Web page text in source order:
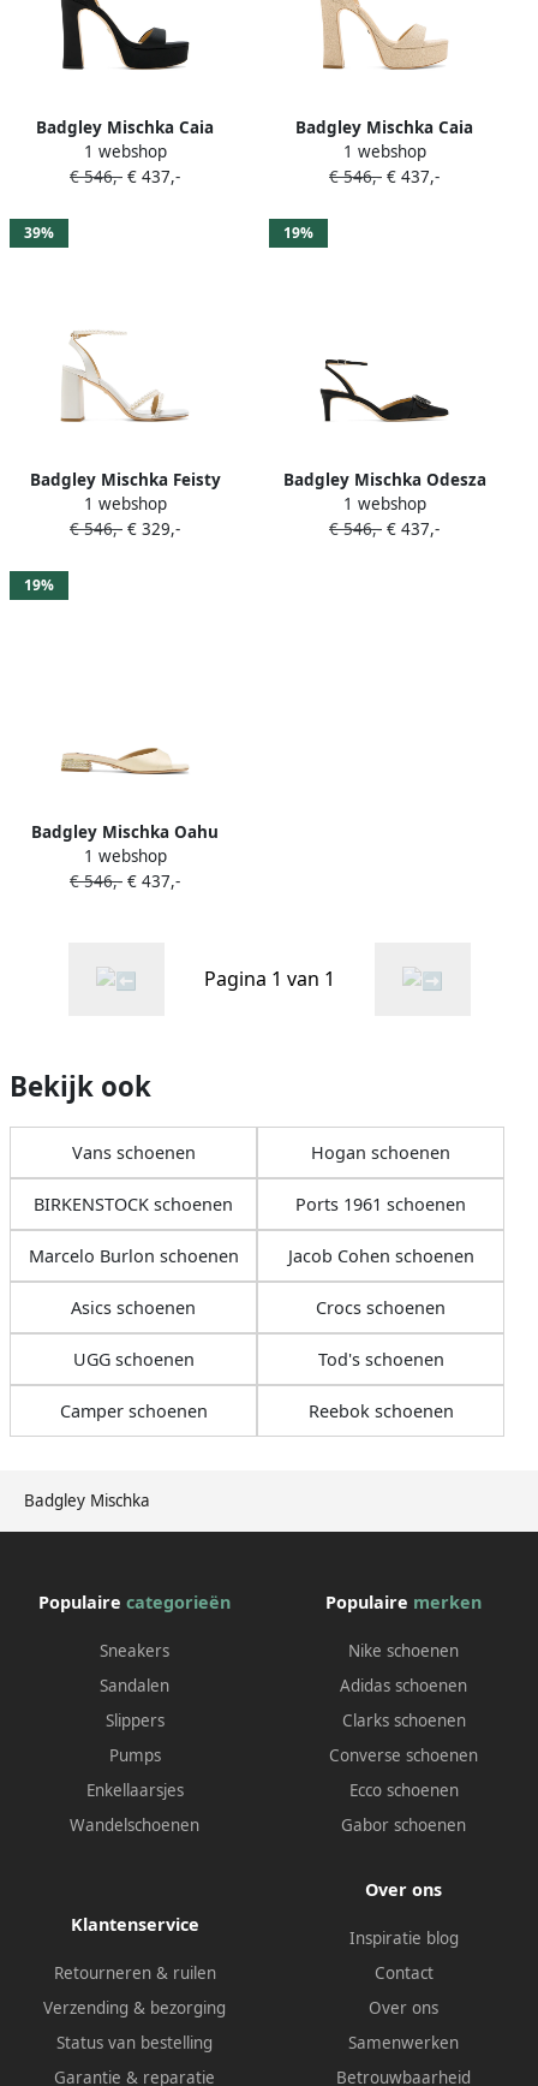
Badgley Mischka
Badgley Mischka Caia
sandalen met plateauzool
en enkelband Zwart
1 webshop
€ 546,- € 437,-
Badgley Mischka Caia
sandalen met plateauzool
Beige
1 webshop
€ 546,- € 437,-
39%
Badgley Mischka Feisty
sandalen verfraaid met
parels Wit
1 webshop
€ 546,- € 329,-
19%
Badgley Mischka Odesza
pumps verfraaid met
juwelen en enkelbandje
1 webshop
€ 546,- € 437,-
19%
Badgley Mischka Oahu
sandalen verfraaid met
kristallen Beige
1 webshop
€ 546,- € 437,-
Pagina 1 van 1
Bekijk ook
Vans schoenen Hogan schoenen
BIRKENSTOCK schoenen Ports 1961 schoenen
Marcelo Burlon schoenen Jacob Cohen schoenen
Asics schoenen Crocs schoenen
UGG schoenen Tod's schoenen
Camper schoenen Reebok schoenen
Populaire categorieën
Sneakers
Sandalen
Slippers
Pumps
Enkellaarsjes
Wandelschoenen
Populaire merken
Nike schoenen
Adidas schoenen
Clarks schoenen
Converse schoenen
Ecco schoenen
Gabor schoenen
Klantenservice
Retourneren & ruilen
Verzending & bezorging
Status van bestelling
Garantie & reparatie
Over ons
Inspiratie blog
Contact
Over ons
Samenwerken
Betrouwbaarheid